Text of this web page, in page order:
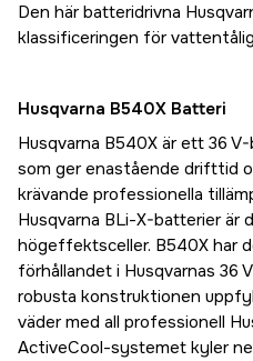
Den här batteridrivna
klassificeringen för
Husqvarna B540X Batteri
Husqvarna B540X är ett 36
som ger enastående drifttid
krävande professionella
Husqvarna BLi-X-batterier
högeffektsceller. B540X har
förhållandet i Husqvarnas 36
robusta konstruktionen
väder med all professionell
ActiveCool-systemet kyler